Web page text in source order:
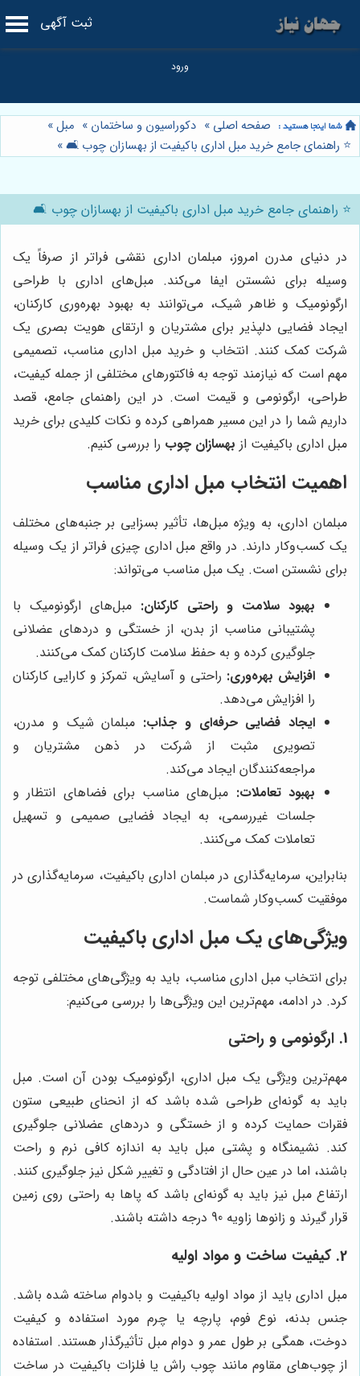
ثبت آگهی
صفحه اصلی » دکوراسیون و ساختمان » مبل»
⭐️ راهنمای جامع خرید مبل اداری باکیفیت از بهسازان چوب 🛋️»
⭐️ راهنمای جامع خرید مبل اداری باکیفیت از بهسازان چوب 🛋️
در دنیای مدرن امروز، مبلمان اداری نقشی فراتر از صرفاً یک
وسیله برای نشستن ایفا می‌کند. مبل‌های اداری با طراحی
ارگونومیک و ظاهر شیک، می‌توانند به بهبود بهره‌وری کارکنان،
ایجاد فضایی دلپذیر برای مشتریان و ارتقای هویت بصری یک
شرکت کمک کنند. انتخاب و خرید مبل اداری مناسب، تصمیمی
مهم است که نیازمند توجه به فاکتورهای مختلفی از جمله کیفیت،
طراحی، ارگونومی و قیمت است. در این راهنمای جامع، قصد
داریم شما را در این مسیر همراهی کرده و نکات کلیدی برای خرید
مبل اداری باکیفیت از بهسازان چوب را بررسی کنیم.
اهمیت انتخاب مبل اداری مناسب
مبلمان اداری، به ویژه مبل‌ها، تأثیر بسزایی بر جنبه‌های مختلف
یک کسب‌وکار دارند. در واقع مبل اداری چیزی فراتر از یک وسیله
برای نشستن است. یک مبل مناسب می‌تواند:
بهبود سلامت و راحتی کارکنان: مبل‌های ارگونومیک با
پشتیبانی مناسب از بدن، از خستگی و دردهای عضلانی
جلوگیری کرده و به حفظ سلامت کارکنان کمک می‌کنند.
افزایش بهره‌وری: راحتی و آسایش، تمرکز و کارایی کارکنان
را افزایش می‌دهد.
ایجاد فضایی حرفه‌ای و جذاب: مبلمان شیک و مدرن،
تصویری مثبت از شرکت در ذهن مشتریان و
مراجعه‌کنندگان ایجاد می‌کند.
بهبود تعاملات: مبل‌های مناسب برای فضاهای انتظار و
جلسات غیررسمی، به ایجاد فضایی صمیمی و تسهیل
تعاملات کمک می‌کنند.
بنابراین، سرمایه‌گذاری در مبلمان اداری باکیفیت، سرمایه‌گذاری در
موفقیت کسب‌وکار شماست.
ویژگی‌های یک مبل اداری باکیفیت
برای انتخاب مبل اداری مناسب، باید به ویژگی‌های مختلفی توجه
کرد. در ادامه، مهم‌ترین این ویژگی‌ها را بررسی می‌کنیم:
1. ارگونومی و راحتی
مهم‌ترین ویژگی یک مبل اداری، ارگونومیک بودن آن است. مبل
باید به گونه‌ای طراحی شده باشد که از انحنای طبیعی ستون
فقرات حمایت کرده و از خستگی و دردهای عضلانی جلوگیری
کند. نشیمنگاه و پشتی مبل باید به اندازه کافی نرم و راحت
باشند، اما در عین حال از افتادگی و تغییر شکل نیز جلوگیری کنند.
ارتفاع مبل نیز باید به گونه‌ای باشد که پاها به راحتی روی زمین
قرار گیرند و زانوها زاویه 90 درجه داشته باشند.
2. کیفیت ساخت و مواد اولیه
مبل اداری باید از مواد اولیه باکیفیت و بادوام ساخته شده باشد.
جنس بدنه، نوع فوم، پارچه یا چرم مورد استفاده و کیفیت
دوخت، همگی بر طول عمر و دوام مبل تأثیرگذار هستند. استفاده
از چوب‌های مقاوم مانند چوب راش یا فلزات باکیفیت در ساخت